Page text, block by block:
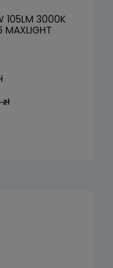
105LM 3000K